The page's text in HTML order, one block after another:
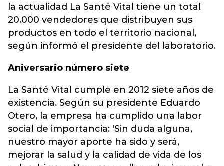
la actualidad La Santé Vital tiene un total
20.000 vendedores que distribuyen sus
productos en todo el territorio nacional,
según informó el presidente del laboratorio.
Aniversario número siete
La Santé Vital cumple en 2012 siete años de
existencia. Según su presidente Eduardo
Otero, la empresa ha cumplido una labor
social de importancia: 'Sin duda alguna,
nuestro mayor aporte ha sido y será,
mejorar la salud y la calidad de vida de los